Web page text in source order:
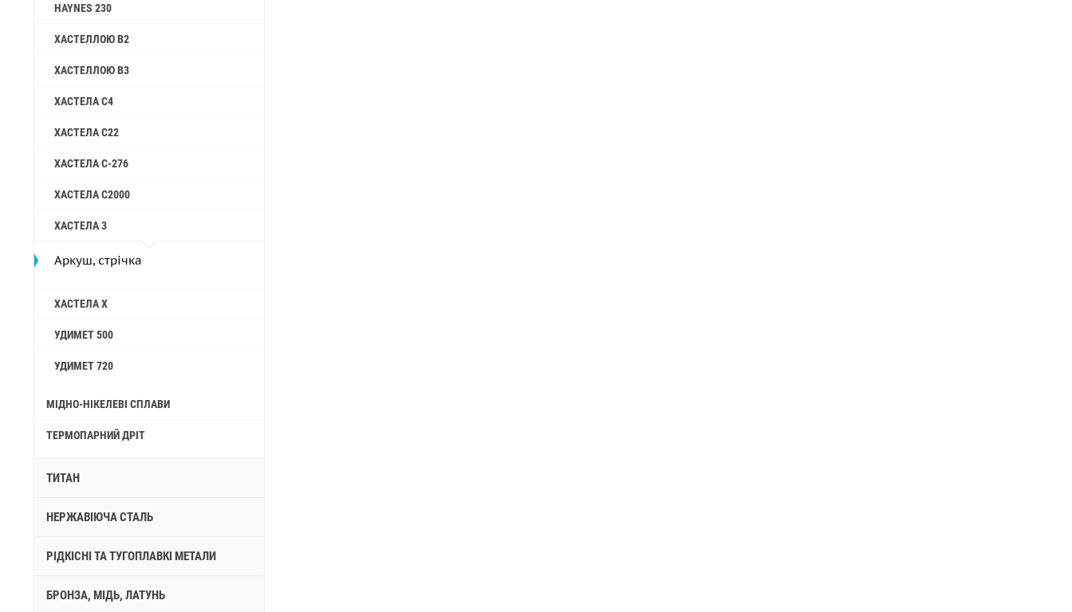
HAYNES 230
ХАСТЕЛЛОЮ B2
ХАСТЕЛЛОЮ B3
ХАСТЕЛА C4
ХАСТЕЛА C22
ХАСТЕЛА C-276
ХАСТЕЛА C2000
ХАСТЕЛА 3
Аркуш, стрічка
ХАСТЕЛА X
УДИМЕТ 500
УДИМЕТ 720
МІДНО-НІКЕЛЕВІ СПЛАВИ
ТЕРМОПАРНИЙ ДРІТ
ТИТАН
НЕРЖАВІЮЧА СТАЛЬ
РІДКІСНІ ТА ТУГОПЛАВКІ МЕТАЛИ
БРОНЗА, МІДЬ, ЛАТУНЬ